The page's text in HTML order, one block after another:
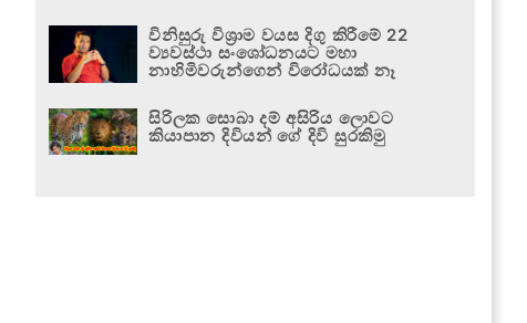
විනිසුරු විශ්‍රාම වයස දිගු කිරීමේ 22
ව්‍යවස්ථා සංශෝධනයට මහා
නාහිමිවරුන්ගෙන් විරෝධයක් නෑ
සිරිලක සොබා දම් අසිරිය ලොවට
කියාපාන දිවියන් ගේ දිවි සුරකිමු